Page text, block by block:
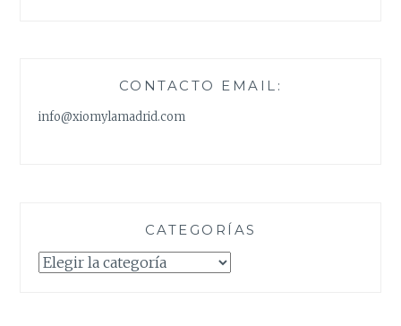
CONTACTO EMAIL:
info@xiomylamadrid.com
CATEGORÍAS
Categorías